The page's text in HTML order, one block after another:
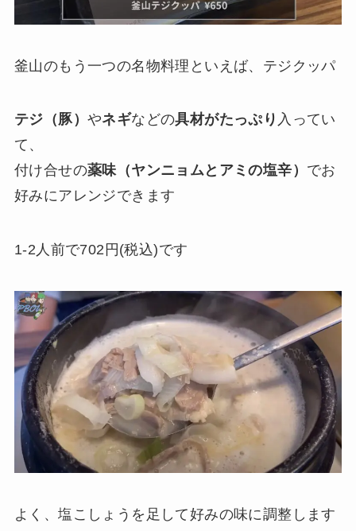
釜山のもう一つの名物料理といえば、テジクッパ
テジ（豚） やネギなどの具材がたっぷり 入ってい
て、
付け合せの薬味（ヤンニョムとアミの塩辛） でお
好みにアレンジできます
1-2人前で702円(税込)です
よく、塩こしょうを足して好みの味に調整します